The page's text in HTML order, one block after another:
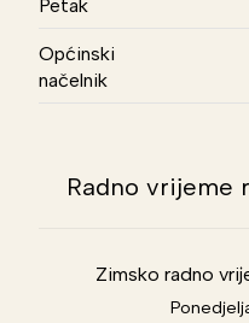
Petak
Općinski
načelnik
Radno vrijeme
Zimsko radno